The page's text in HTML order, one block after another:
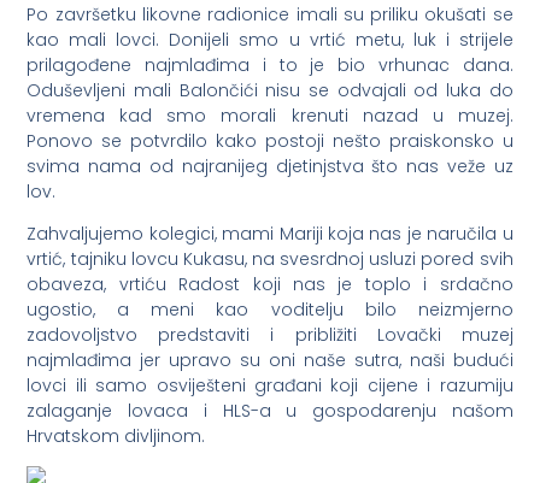
Po završetku likovne radionice imali su priliku okušati se
kao mali lovci. Donijeli smo u vrtić metu, luk i strijele
prilagođene najmlađima i to je bio vrhunac dana.
Oduševljeni mali Balončići nisu se odvajali od luka do
vremena kad smo morali krenuti nazad u muzej.
Ponovo se potvrdilo kako postoji nešto praiskonsko u
svima nama od najranijeg djetinjstva što nas veže uz
lov.
Zahvaljujemo kolegici, mami Mariji koja nas je naručila u
vrtić, tajniku lovcu Kukasu, na svesrdnoj usluzi pored svih
obaveza, vrtiću Radost koji nas je toplo i srdačno
ugostio, a meni kao voditelju bilo neizmjerno
zadovoljstvo predstaviti i približiti Lovački muzej
najmlađima jer upravo su oni naše sutra, naši budući
lovci ili samo osviješteni građani koji cijene i razumiju
zalaganje lovaca i HLS-a u gospodarenju našom
Hrvatskom divljinom.